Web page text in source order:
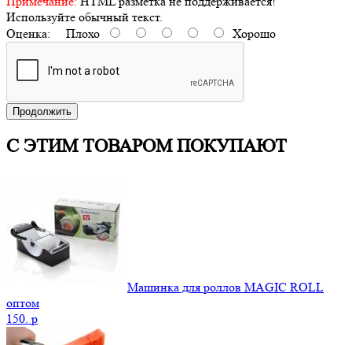
Используйте обычный текст.
Оценка: Плохо Хорошо
Продолжить
С ЭТИМ ТОВАРОМ ПОКУПАЮТ
Машинка для роллов MAGIC ROLL
оптом
150. p